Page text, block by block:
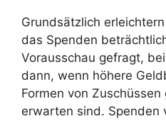
Grundsätzlich
das Spenden
Vorausschau gefragt,
dann, wenn höhere
Formen von
erwarten sind. Spenden